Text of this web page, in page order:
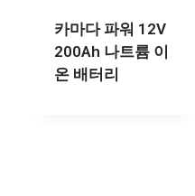
카마다 파워 12V
200Ah 나트륨 이
온 배터리